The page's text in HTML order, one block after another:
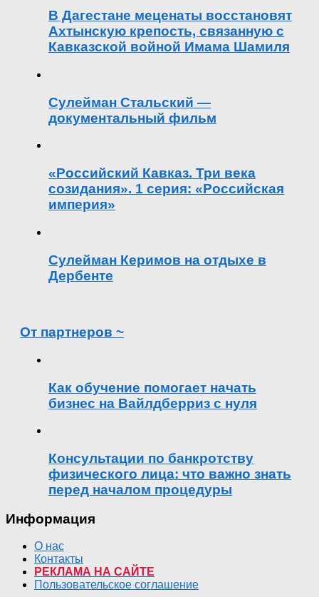
В Дагестане меценаты восстановят
Ахтынскую крепость, связанную с
Кавказской войной Имама Шамиля
Сулейман Стальский —
документальный фильм
«Российский Кавказ. Три века
созидания». 1 серия: «Российская
империя»
Сулейман Керимов на отдыхе в
Дербенте
От партнеров ~
Как обучение помогает начать
бизнес на Вайлдберриз с нуля
Консультации по банкротству
физического лица: что важно знать
перед началом процедуры
Информация
О нас
Контакты
РЕКЛАМА НА САЙТЕ
Пользовательское соглашение